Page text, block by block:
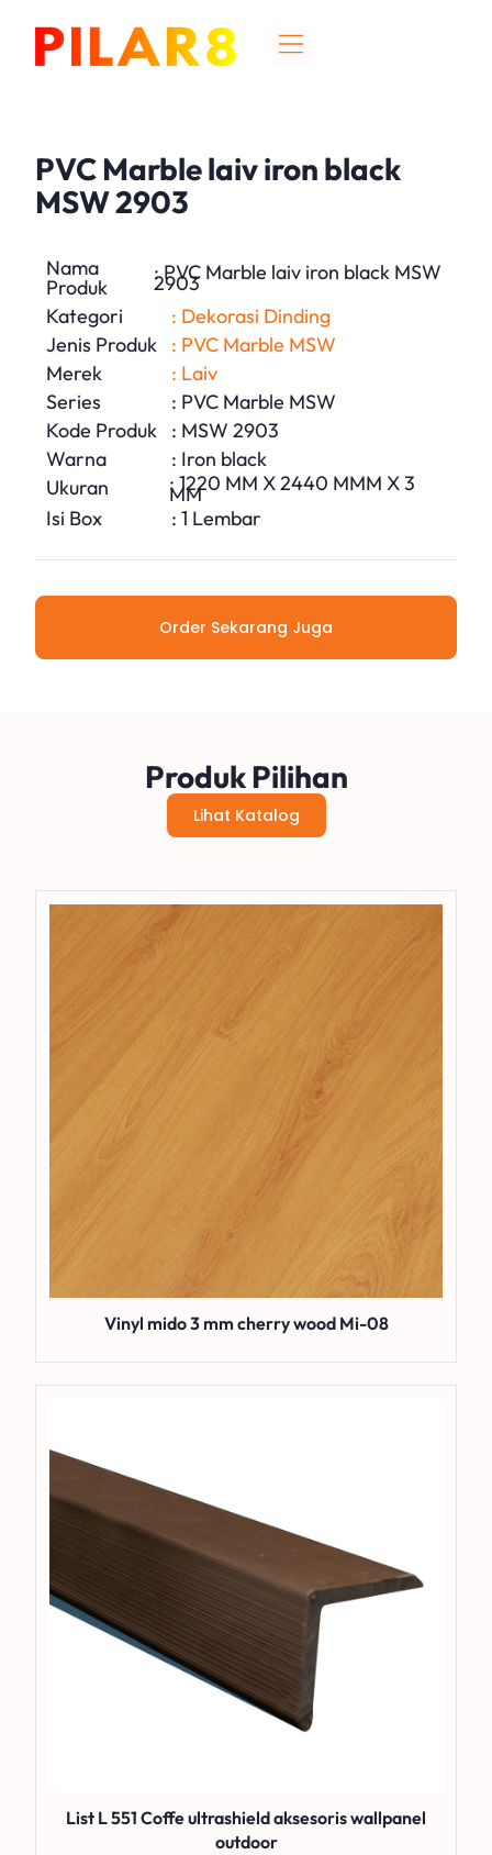
PVC Marble laiv iron black
MSW 2903
Nama
Produk
: PVC Marble laiv iron black MSW
2903
Kategori
: Dekorasi Dinding
Jenis Produk
: PVC Marble MSW
Merek
: Laiv
Series
: PVC Marble MSW
Kode Produk
: MSW 2903
Warna
: Iron black
Ukuran
: 1220 MM X 2440 MMM X 3
MM
Isi Box
: 1 Lembar
Order Sekarang Juga
Produk Pilihan
Lihat Katalog
Vinyl mido 3 mm cherry wood Mi-08
List L 551 Coffe ultrashield aksesoris wallpanel
outdoor